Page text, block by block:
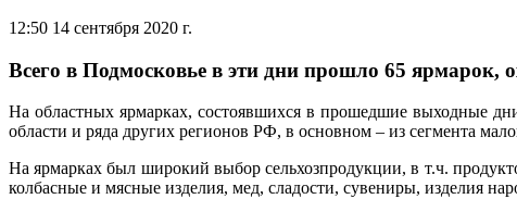
12:50 14 сентября 2020 г.
Всего в Подмосковье в эти дни прошло 65 ярмарок,
На областных ярмарках, состоявшихся в прошедшие выходные
области и ряда других регионов РФ, в основном – из сегмента
На ярмарках был широкий выбор сельхозпродукции, в т.ч.
колбасные и мясные изделия, мед, сладости, сувениры, изделия